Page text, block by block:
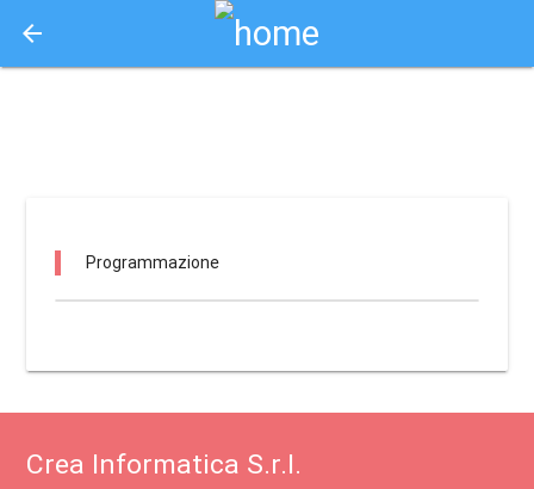
arrow_back
Programmazione
Crea Informatica S.r.l.